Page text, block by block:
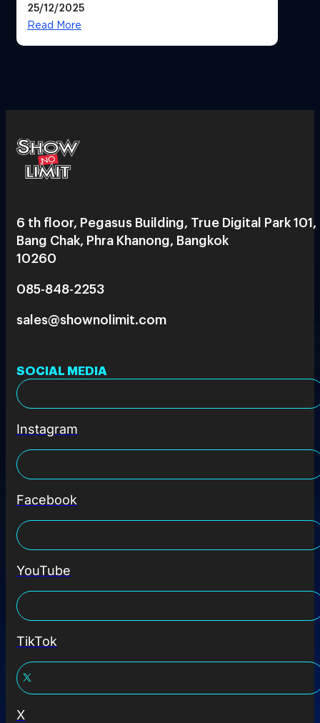
25/12/2025
Read More
6 th floor, Pegasus Building, True Digital Park 101,
Bang Chak, Phra Khanong, Bangkok
10260
085-848-2253
sales@shownolimit.com
SOCIAL MEDIA
Instagram
Facebook
YouTube
TikTok
X